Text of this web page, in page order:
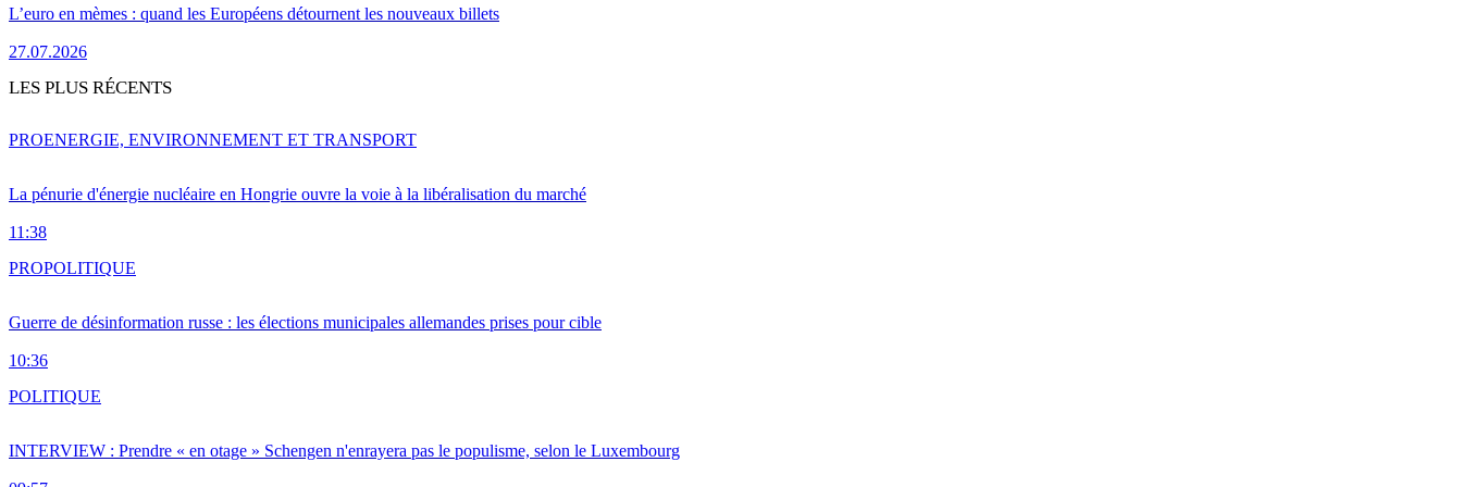
L’euro en mèmes : quand les Européens détournent les nouveaux billets
27.07.2026
LES PLUS RÉCENTS
La pénurie d'énergie nucléaire en Hongrie ouvre la voie à la libéralisation du marché
11:38
PROENERGIE, ENVIRONNEMENT ET TRANSPORT
Guerre de désinformation russe : les élections municipales allemandes prises pour cible
10:36
PROPOLITIQUE
INTERVIEW : Prendre « en otage » Schengen n'enrayera pas le populisme, selon le Luxembourg
POLITIQUE